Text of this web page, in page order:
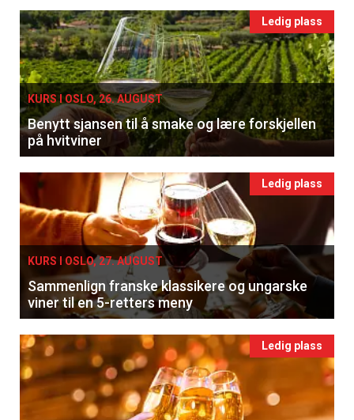
Ledig plass
KURS I OSLO, 26. AUGUST
Benytt sjansen til å smake og lære forskjellen
på hvitviner
Ledig plass
KURS I OSLO, 27. AUGUST
Sammenlign franske klassikere og ungarske
viner til en 5-retters meny
Ledig plass